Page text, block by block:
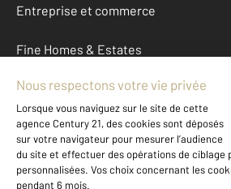
Entreprise et commerce
Fine Homes & Estates
À propos
International
Nous contacter